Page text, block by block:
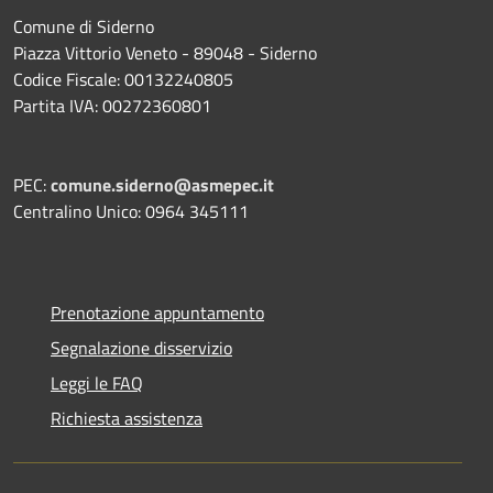
Comune di Siderno
Piazza Vittorio Veneto - 89048 - Siderno
Codice Fiscale: 00132240805
Partita IVA: 00272360801
PEC:comune.siderno@asmepec.it
Centralino Unico: 0964 345111
Prenotazione appuntamento
Segnalazione disservizio
Leggi le FAQ
Richiesta assistenza